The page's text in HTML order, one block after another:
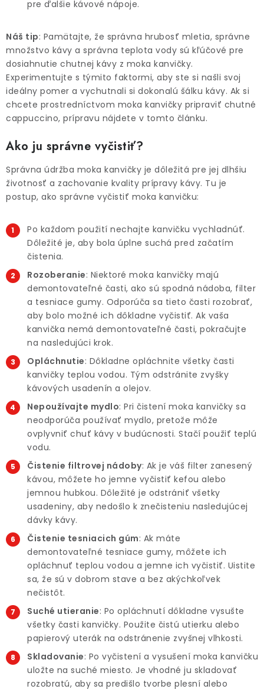
pre ďalšie kávové nápoje.
Náš tip: Pamätajte, že správna hrubosť mletia, správne
množstvo kávy a správna teplota vody sú kľúčové pre
dosiahnutie chutnej kávy z moka kanvičky.
Experimentujte s týmito faktormi, aby ste si našli svoj
ideálny pomer a vychutnali si dokonalú šálku kávy. Ak si
chcete prostredníctvom moka kanvičky pripraviť chutné
cappuccino, prípravu nájdete v tomto článku.
Ako ju správne vyčistiť?
Správna údržba moka kanvičky je dôležitá pre jej dlhšiu
životnosť a zachovanie kvality prípravy kávy. Tu je
postup, ako správne vyčistiť moka kanvičku:
Po každom použití nechajte kanvičku vychladnúť.
Dôležité je, aby bola úplne suchá pred začatím
čistenia.
Rozoberanie: Niektoré moka kanvičky majú
demontovateľné časti, ako sú spodná nádoba, filter
a tesniace gumy. Odporúča sa tieto časti rozobrať,
aby bolo možné ich dôkladne vyčistiť. Ak vaša
kanvička nemá demontovateľné časti, pokračujte
na nasledujúci krok.
Opláchnutie: Dôkladne opláchnite všetky časti
kanvičky teplou vodou. Tým odstránite zvyšky
kávových usadenín a olejov.
Nepoužívajte mydlo: Pri čistení moka kanvičky sa
neodporúča používať mydlo, pretože môže
ovplyvniť chuť kávy v budúcnosti. Stačí použiť teplú
vodu.
Čistenie filtrovej nádoby: Ak je váš filter zanesený
kávou, môžete ho jemne vyčistiť kefou alebo
jemnou hubkou. Dôležité je odstrániť všetky
usadeniny, aby nedošlo k znečisteniu nasledujúcej
dávky kávy.
Čistenie tesniacich gúm: Ak máte
demontovateľné tesniace gumy, môžete ich
opláchnuť teplou vodou a jemne ich vyčistiť. Uistite
sa, že sú v dobrom stave a bez akýchkoľvek
nečistôt.
Suché utieranie: Po opláchnutí dôkladne vysušte
všetky časti kanvičky. Použite čistú utierku alebo
papierový uterák na odstránenie zvyšnej vlhkosti.
Skladovanie: Po vyčistení a vysušení moka kanvičku
uložte na suché miesto. Je vhodné ju skladovať
rozobratú, aby sa predišlo tvorbe plesní alebo